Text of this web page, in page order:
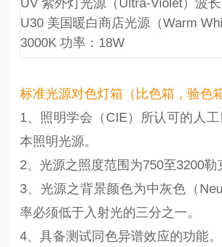
UV 紫外灯光源（Ultra-Violet）波
U30 美国暖白商店光源（Warm
3000K 功率：18W
标准光源对色灯箱 （ 比色箱，验色
1、照明学会（CIE）所认可的人
本照明光源。
2、光源之照度范围为750至3200
3、光源之背景颜色为中灰色（
率必须低于入射光的三分之一。
4、具备测试同色异谱效应的功能